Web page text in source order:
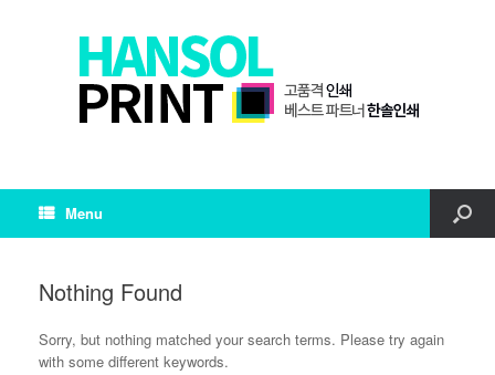
Menu
Nothing Found
Sorry, but nothing matched your search terms. Please try again
with some different keywords.